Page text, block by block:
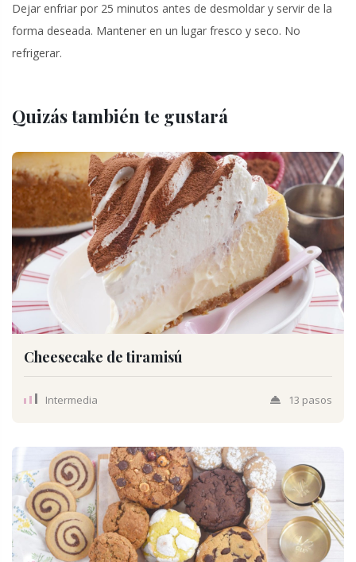
Dejar enfriar por 25 minutos antes de desmoldar y servir de la
forma deseada. Mantener en un lugar fresco y seco. No
refrigerar.
Quizás también te gustará
Cheesecake de tiramisú
Intermedia 13 pasos